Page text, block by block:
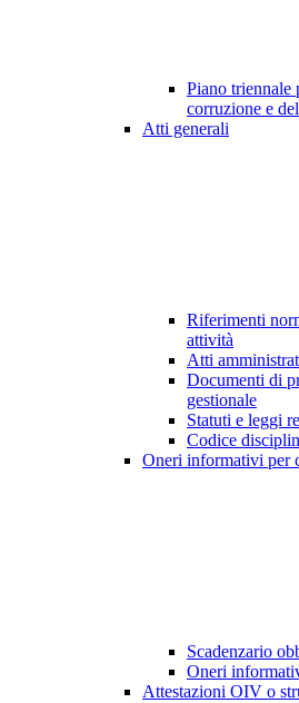
Piano triennale
corruzione e
Atti generali
Riferimenti
attività
Atti
Documenti di
gestionale
Statuti e leggi
Codice
Oneri informativi per
Scadenzario
Oneri
Attestazioni OIV o